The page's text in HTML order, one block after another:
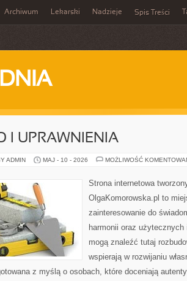
Archiwum Lekarski Nadzieje Spis Treści
I UPRAWNIENIA
ADMIN MAJ - 10 - 2026 MOŻLIWOŚĆ
Strona internetowa
OlgaKomorowska.pl to
zainteresowanie do
harmonii oraz
mogą znaleźć tutaj
wspierają w rozwijaniu
z myślą o osobach, które doceniają